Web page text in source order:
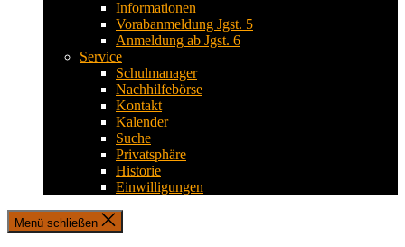
Informationen
Vorabanmeldung Jgst. 5
Anmeldung ab Jgst. 6
Service
Schulmanager
Nachhilfebörse
Kontakt
Kalender
Suche
Privatsphäre
Historie
Einwilligungen
Menü schließen